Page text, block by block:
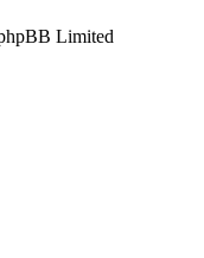
Limited